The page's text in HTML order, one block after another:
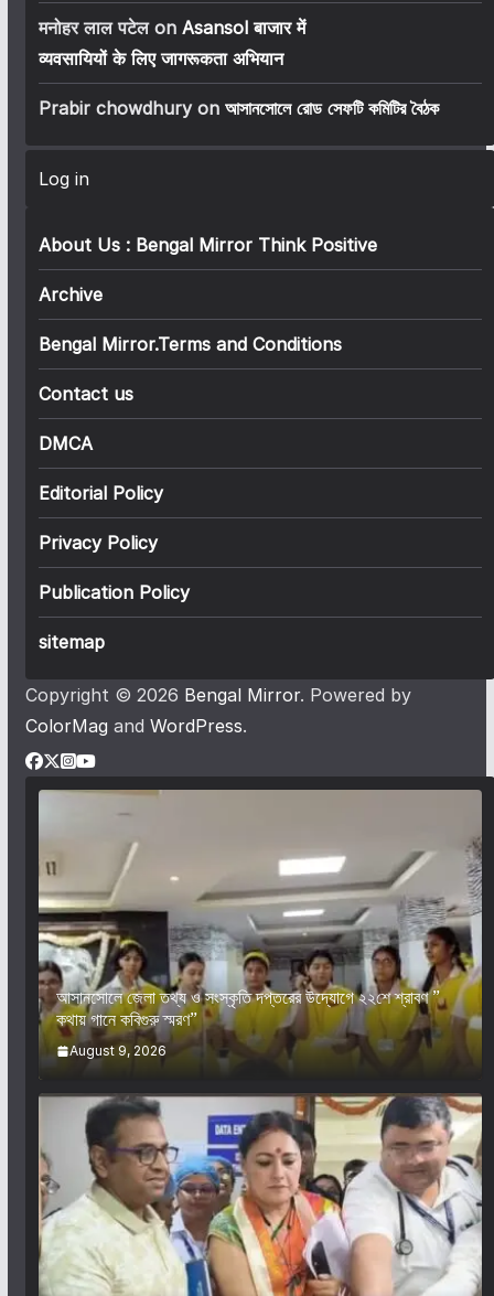
मनोहर लाल पटेलon Asansol बाजार में
व्यवसायियों के लिए जागरूकता अभियान
Prabir chowdhuryon আসানসোলে রোড সেফটি কমিটির বৈঠক
Log in
About Us : Bengal Mirror Think Positive
Archive
Bengal Mirror.Terms and Conditions
Contact us
DMCA
Editorial Policy
Privacy Policy
Publication Policy
sitemap
Copyright © 2026 Bengal Mirror. Powered by
ColorMag and WordPress.
আসানসোলে জেলা তথ্য ও সংস্কৃতি দপ্তরের উদ্যোগে ২২শে শ্রাবণ ”
কথায় গানে কবিগুরু স্মরণ”
August 9, 2026